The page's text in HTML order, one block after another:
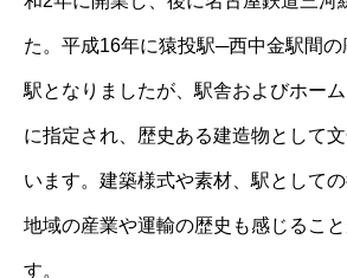
た。平成16年に猿投駅─西中金駅間
駅となりましたが、駅舎およびホー
に指定され、歴史ある建造物として
います。建築様式や素材、駅としての
地域の産業や運輸の歴史も感じるこ
す。